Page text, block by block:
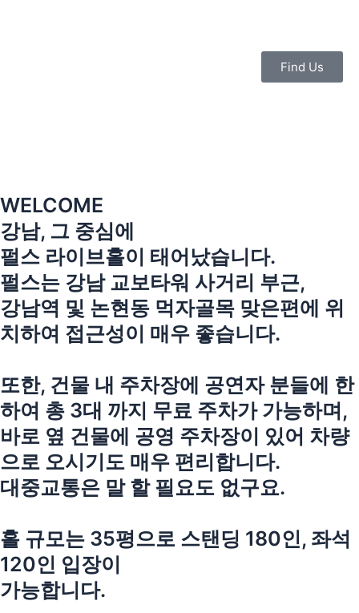
Find Us
WELCOME
강남, 그 중심에
펄스 라이브홀이 태어났습니다.
펄스는 강남 교보타워 사거리 부근,
강남역 및 논현동 먹자골목 맞은편에 위
치하여 접근성이 매우 좋습니다.
또한, 건물 내 주차장에 공연자 분들에 한
하여 총 3대 까지 무료 주차가 가능하며,
바로 옆 건물에 공영 주차장이 있어 차량
으로 오시기도 매우 편리합니다.
대중교통은 말 할 필요도 없구요.
홀 규모는 35평으로 스탠딩 180인, 좌석
120인 입장이
가능합니다.